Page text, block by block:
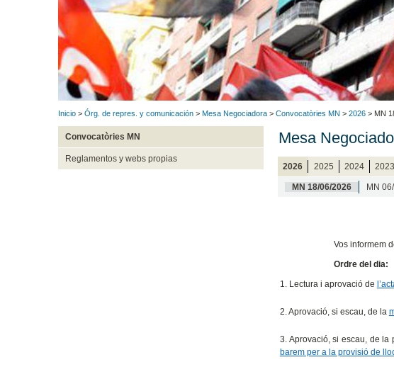
Inicio > Órg. de repres. y comunicación > Mesa Negociadora > Convocatòries MN > 2026 > MN
Convocatòries MN
Reglamentos y webs propias
Mesa
2026 2025 2024 2023
MN 18/06/2026 MN
Vos informem
Ordre del dia:
1. Lectura i aprovació de
2. Aprovació, si escau, de la
3. Aprovació, si escau, de la
barem per a la provisió de